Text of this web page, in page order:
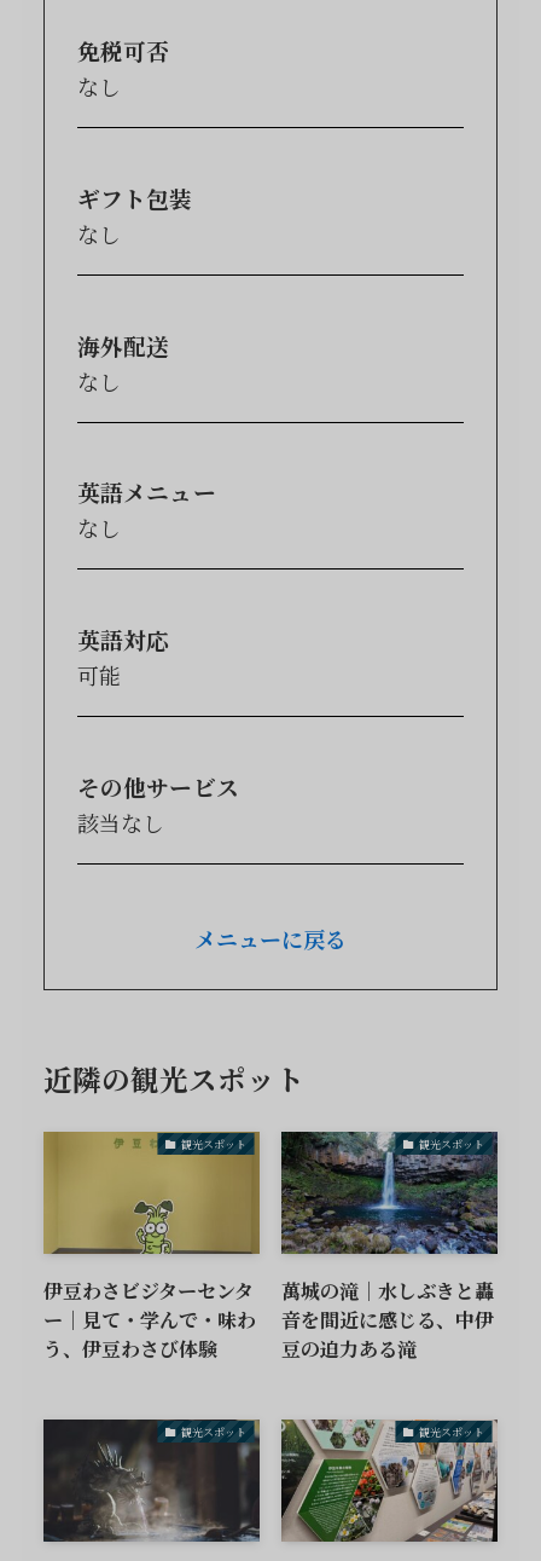
免税可否
なし
ギフト包装
なし
海外配送
なし
英語メニュー
なし
英語対応
可能
その他サービス
該当なし
メニューに戻る
近隣の観光スポット
観光スポット
伊豆わさビジターセンタ
ー｜見て・学んで・味わ
う、伊豆わさび体験
観光スポット
萬城の滝｜水しぶきと轟
音を間近に感じる、中伊
豆の迫力ある滝
観光スポット 観光スポット